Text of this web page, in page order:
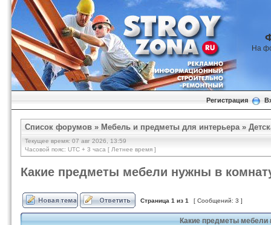
На
Регистрация
Список форумов » Мебель и предметы для интерьера»
Текущее время: 07 авг 2026, 13:59
Часовой пояс: UTC + 3 часа [ Летнее время ]
Какие предметы мебели нужны в
Страница 1 из 1 [ Сообщений: 3 ]
Какие предметы мебели